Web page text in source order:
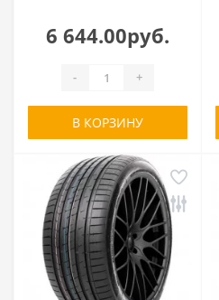
6 644.00руб.
- +
В КОРЗИНУ